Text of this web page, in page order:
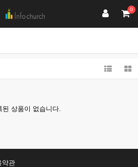
0
된 상품이 없습니다.
약관